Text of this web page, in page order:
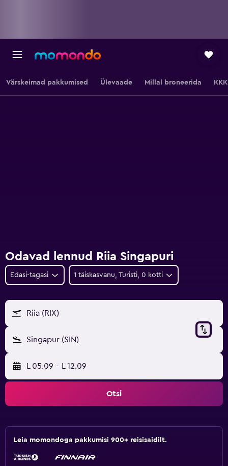
Värskeimad pakkumised Ülevaade Millal broneerida KKK
Odavad lennud Riia Singapuri
Edasi-tagasi 1 täiskasvanu, Turisti, 0 kotti
Riia (RIX)
Singapur (SIN)
L 05.09 - L 12.09
Otsi
Leia momondoga pakkumisi 900+ reisisaidilt.